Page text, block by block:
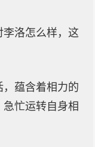
洛怎么样，这
蕴含着相力的
忙运转自身相